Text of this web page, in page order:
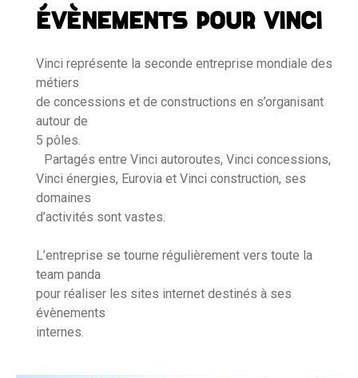
ÉVÈNEMENTS POUR VINCI
Vinci représente la seconde entreprise mondiale des
métiers
de concessions et de constructions en s’organisant
autour de
5 pôles.
Partagés entre Vinci autoroutes, Vinci concessions,
Vinci énergies, Eurovia et Vinci construction, ses
domaines
d’activités sont vastes.
L’entreprise se tourne régulièrement vers toute la
team panda
pour réaliser les sites internet destinés à ses
évènements
internes.